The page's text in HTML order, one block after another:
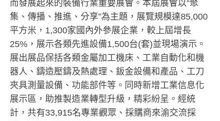
而發展起來的裝備行業重要展會。本屆展會以“聚
集、傳播、推進、分享”為主題，展覽規模達85,000
平方米，1,300家國內外參展企業，較上屆增長
25%，展示各類先進設備1,500台(套)並現場演示。
展出展品保括各類金屬加工機床、工業自動化和機
器人、鑄造壓鑄及熱處理、鈑金設備和產品、工刀
夾具測量設備、功能部件等。同時新增工業信息化
展示區，助推製造業轉型升級，精彩紛呈。經統
計，共有33,915名專業觀眾、採購商來渝交流採